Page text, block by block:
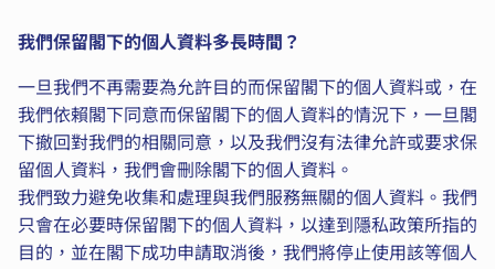
我們保留閣下的個人資料多長時間？
一旦我們不再需要為允許目的而保留閣下的個人資料或，在
我們依賴閣下同意而保留閣下的個人資料的情況下，一旦閣
下撤回對我們的相關同意，以及我們沒有法律允許或要求保
留個人資料，我們會刪除閣下的個人資料。
我們致力避免收集和處理與我們服務無關的個人資料。我們
只會在必要時保留閣下的個人資料，以達到隱私政策所指的
目的，並在閣下成功申請取消後，我們將停止使用該等個人